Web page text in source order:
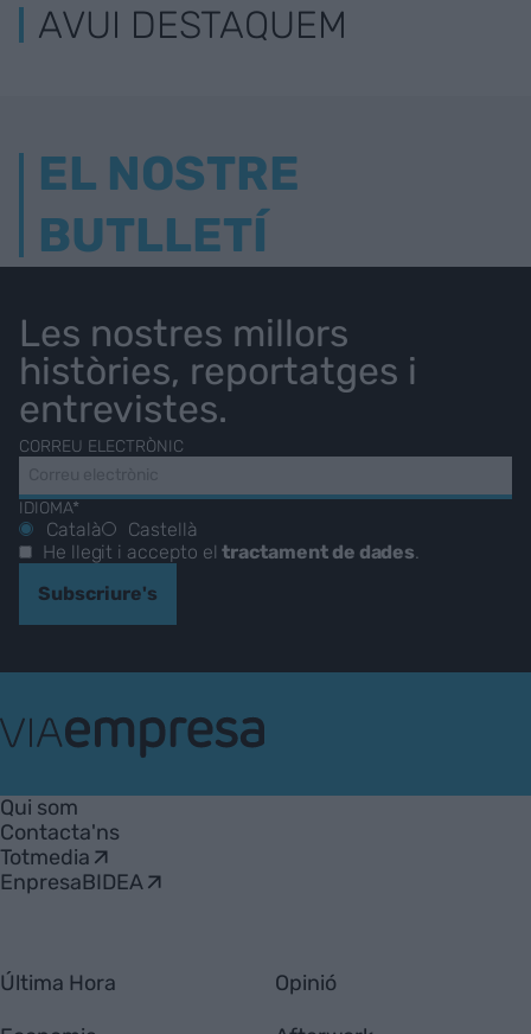
AVUI DESTAQUEM
EL NOSTRE
BUTLLETÍ
Les nostres millors
històries, reportatges i
entrevistes.
CORREU ELECTRÒNIC
IDIOMA*
Català
Castellà
He llegit i accepto eltractament de dades
Subscriure's
Empresa
Qui som
Contacta'ns
Totmedia
EnpresaBIDEA
Última Hora Opinió